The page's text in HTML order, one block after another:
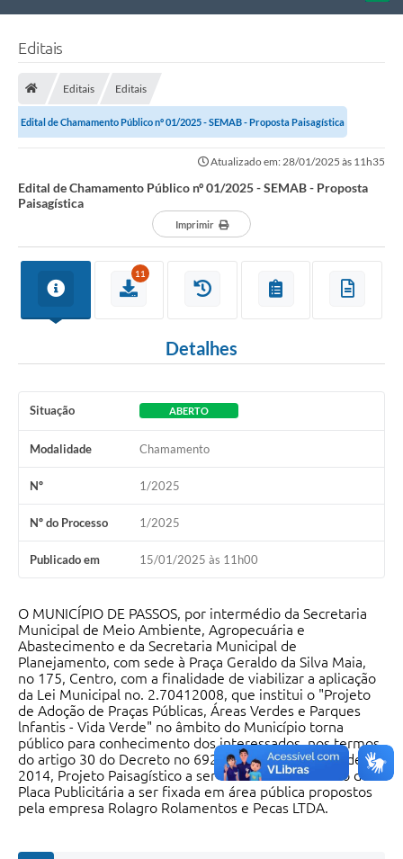
Estrutura Administrativa
Galeria de Vídeos
Editais
Editais Editais
Edital de Chamamento Público nº 01/2025 - SEMAB - Proposta Paisagística
Atualizado em: 28/01/2025 às 11h35
Edital de Chamamento Público nº 01/2025 - SEMAB - Proposta
Paisagística
Imprimir
11
Detalhes
Situação ABERTO
Modalidade Chamamento
Nº 1/2025
Nº do Processo 1/2025
Publicado em 15/01/2025 às 11h00
O MUNICÍPIO DE PASSOS, por intermédio da Secretaria
Municipal de Meio Ambiente, Agropecuária e
Abastecimento e da Secretaria Municipal de
Planejamento, com sede à Praça Geraldo da Silva Maia,
no 175, Centro, com a finalidade de viabilizar a aplicação
da Lei Municipal no. 2.70412008, que institui o "Projeto
de Adoção de Praças Públicas, Áreas Verdes e Parques
lnfantis - Vida Verde" no âmbito do Município torna
público para conhecimento dos interessados, nos termos
do artigo 30 do Decreto no 692 de 12 de setembro de
2014, Projeto Paisagístico a ser executado e modelo de
Placa Publicitária a ser fixada em área pública propostos
pela empresa Rolagro Rolamentos e Pecas LTDA.